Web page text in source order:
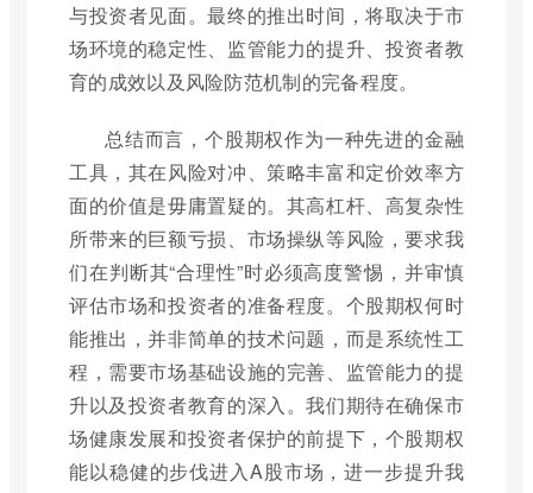
与投资者见面。最终的推出时间，将取决于市
场环境的稳定性、监管能力的提升、投资者教
育的成效以及风险防范机制的完备程度。
总结而言，个股期权作为一种先进的金融
工具，其在风险对冲、策略丰富和定价效率方
面的价值是毋庸置疑的。其高杠杆、高复杂性
所带来的巨额亏损、市场操纵等风险，要求我
们在判断其“合理性”时必须高度警惕，并审慎
评估市场和投资者的准备程度。个股期权何时
能推出，并非简单的技术问题，而是系统性工
程，需要市场基础设施的完善、监管能力的提
升以及投资者教育的深入。我们期待在确保市
场健康发展和投资者保护的前提下，个股期权
能以稳健的步伐进入A股市场，进一步提升我